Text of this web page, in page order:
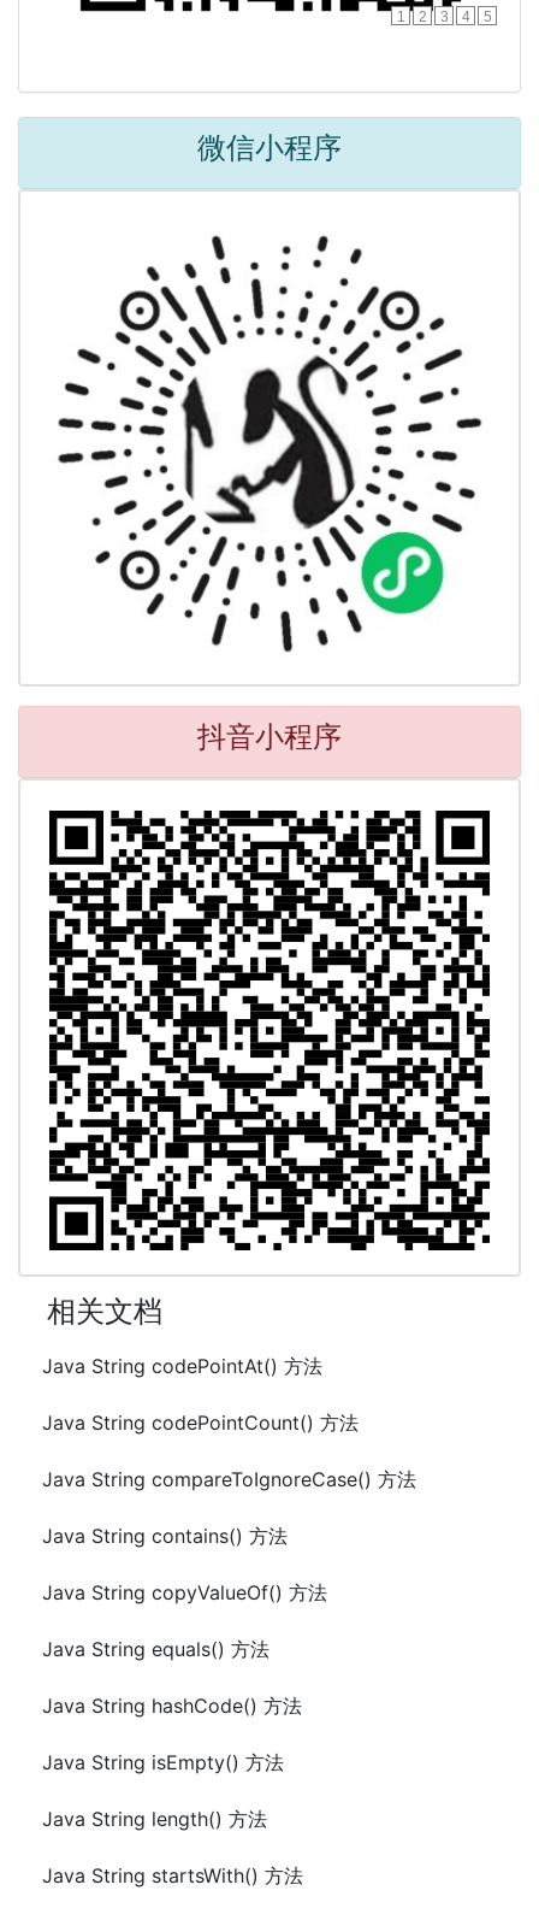
1 2 3 4 5
微信小程序
抖音小程序
相关文档
Java String codePointAt() 方法
Java String codePointCount() 方法
Java String compareToIgnoreCase() 方法
Java String contains() 方法
Java String copyValueOf() 方法
Java String equals() 方法
Java String hashCode() 方法
Java String isEmpty() 方法
Java String length() 方法
Java String startsWith() 方法